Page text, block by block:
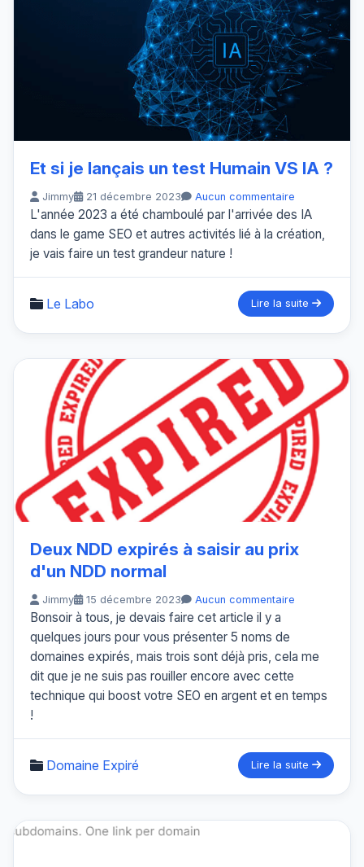
Et si je lançais un test Humain VS IA ?
Jimmy 21 décembre 2023 Aucun commentaire
L'année 2023 a été chamboulé par l'arrivée des IA
dans le game SEO et autres activités lié à la création,
je vais faire un test grandeur nature !
Le Labo Lire la suite
Deux NDD expirés à saisir au prix
d'un NDD normal
Jimmy 15 décembre 2023 Aucun commentaire
Bonsoir à tous, je devais faire cet article il y a
quelques jours pour vous présenter 5 noms de
domaines expirés, mais trois sont déjà pris, cela me
dit que je ne suis pas rouiller encore avec cette
technique qui boost votre SEO en argent et en temps
!
Domaine Expiré Lire la suite